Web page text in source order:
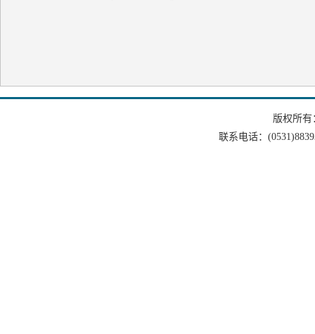
版权所
联系电话：